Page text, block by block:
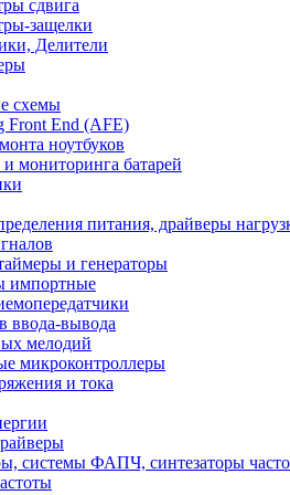
сдвига
защелки
Делители
схемы
End (AFE)
ноутбуков
мониторинга батарей
питания, драйверы
и генераторы
импортные
ввода-вывода
мелодий
микроконтроллеры
и тока
системы ФАПЧ, синтезаторы